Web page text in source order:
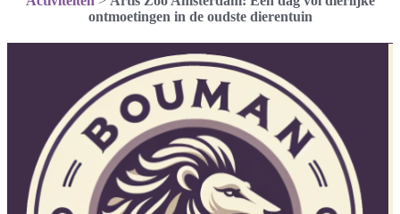
ontmoetingen in de oudste dierentuin